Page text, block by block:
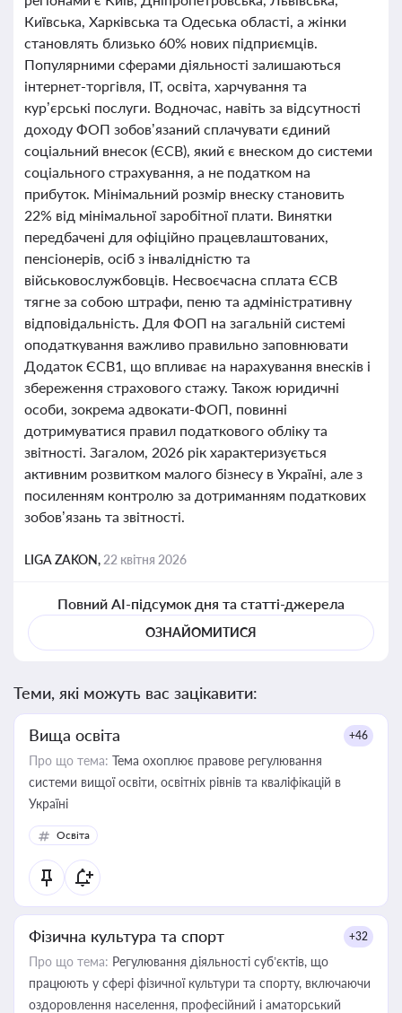
Київська, Харківська та Одеська області, а жінки
становлять близько 60% нових підприємців.
Популярними сферами діяльності залишаються
інтернет-торгівля, ІТ, освіта, харчування та
кур’єрські послуги. Водночас, навіть за відсутності
доходу ФОП зобов’язаний сплачувати єдиний
соціальний внесок (ЄСВ), який є внеском до системи
соціального страхування, а не податком на
прибуток. Мінімальний розмір внеску становить
22% від мінімальної заробітної плати. Винятки
передбачені для офіційно працевлаштованих,
пенсіонерів, осіб з інвалідністю та
військовослужбовців. Несвоєчасна сплата ЄСВ
тягне за собою штрафи, пеню та адміністративну
відповідальність. Для ФОП на загальній системі
оподаткування важливо правильно заповнювати
Додаток ЄСВ1, що впливає на нарахування внесків і
збереження страхового стажу. Також юридичні
особи, зокрема адвокати-ФОП, повинні
дотримуватися правил податкового обліку та
звітності. Загалом, 2026 рік характеризується
активним розвитком малого бізнесу в Україні, але з
посиленням контролю за дотриманням податкових
зобов’язань та звітності.
LIGA ZAKON, 22 квітня 2026
Повний AI-підсумок дня та статті-джерела
ОЗНАЙОМИТИСЯ
Теми, які можуть вас зацікавити:
Вища освіта +46
Про що тема: Тема охоплює правове регулювання
системи вищої освіти, освітніх рівнів та кваліфікацій в
Україні
Освіта
Фізична культура та спорт +32
Про що тема: Регулювання діяльності суб’єктів, що
працюють у сфері фізичної культури та спорту, включаючи
оздоровлення населення, професійний і аматорський